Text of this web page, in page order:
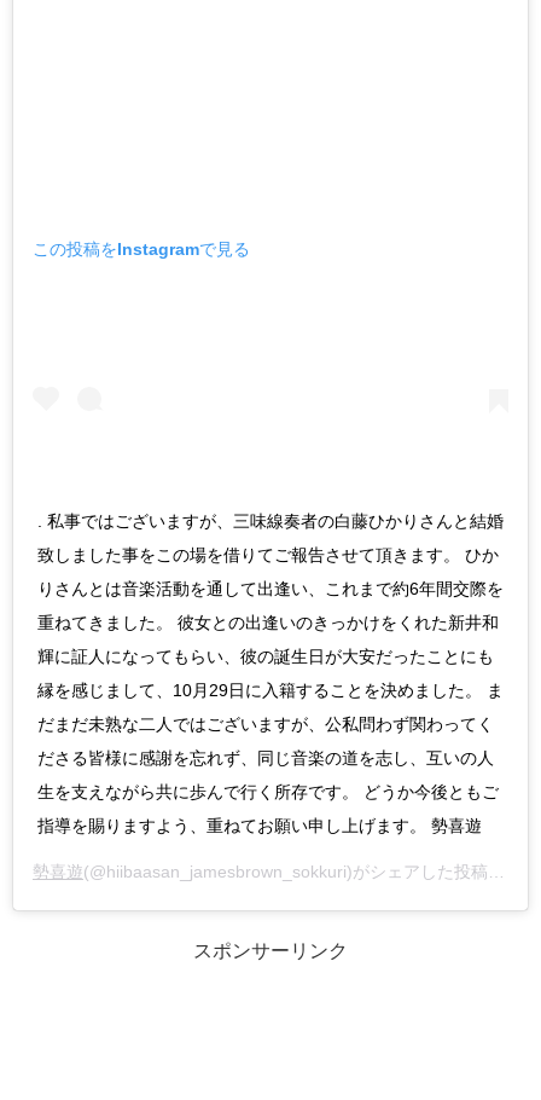
この投稿をInstagramで見る
. 私事ではございますが、三味線奏者の白藤ひかりさんと結婚
致しました事をこの場を借りてご報告させて頂きます。 ひか
りさんとは音楽活動を通して出逢い、これまで約6年間交際を
重ねてきました。 彼女との出逢いのきっかけをくれた新井和
輝に証人になってもらい、彼の誕生日が大安だったことにも
縁を感じまして、10月29日に入籍することを決めました。 ま
だまだ未熟な二人ではございますが、公私問わず関わってく
ださる皆様に感謝を忘れず、同じ音楽の道を志し、互いの人
生を支えながら共に歩んで行く所存です。 どうか今後ともご
指導を賜りますよう、重ねてお願い申し上げます。 勢喜遊
勢喜遊(@hiibaasan_jamesbrown_sokkuri)がシェアした投稿 –
スポンサーリンク